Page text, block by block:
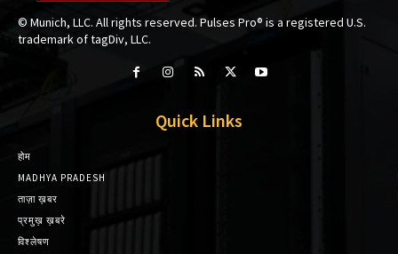
© Munich, LLC. All rights reserved. Pulses Pro® is a registered U.S.
trademark of tagDiv, LLC.
Quick Links
होम
MADHYA PRADESH
ताज़ा ख़बर
प्रमुख़ ख़बरे
विश्लेषण